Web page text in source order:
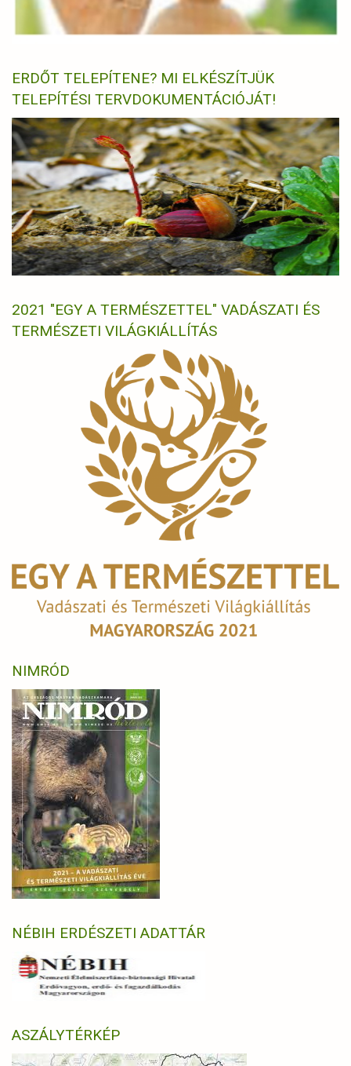
ERDŐT TELEPÍTENE? MI ELKÉSZÍTJÜK
TELEPÍTÉSI TERVDOKUMENTÁCIÓJÁT!
2021 "EGY A TERMÉSZETTEL" VADÁSZATI ÉS
TERMÉSZETI VILÁGKIÁLLÍTÁS
NIMRÓD
NÉBIH ERDÉSZETI ADATTÁR
ASZÁLYTÉRKÉP